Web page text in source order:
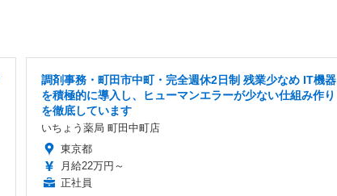
調剤事務・町田市中町・完全週休2日制 残業少なめ IT機器
を積極的に導入し、ヒューマンエラーが少ない仕組み作り
を徹底しています
いちょう薬局 町田中町店
東京都
月給22万円～
正社員